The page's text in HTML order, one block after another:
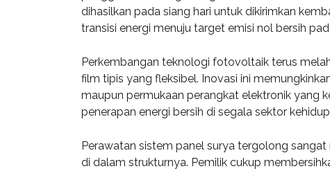
dihasilkan pada siang hari untuk dikirimkan
transisi energi menuju target emisi nol bersih
Perkembangan teknologi fotovoltaik terus
film tipis yang fleksibel. Inovasi ini
maupun permukaan perangkat elektronik yang
penerapan energi bersih di segala sektor
Perawatan sistem panel surya tergolong
di dalam strukturnya. Pemilik cukup
David
CEO at